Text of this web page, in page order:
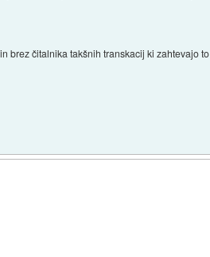
brez čitalnika takšnih transkacij ki zahtevajo to